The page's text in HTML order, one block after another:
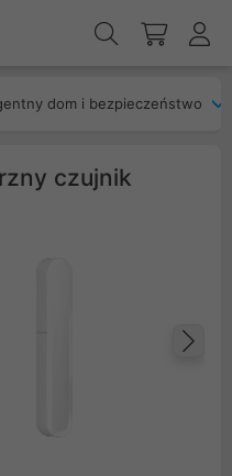
dom i bezpieczeństwo
czujnik